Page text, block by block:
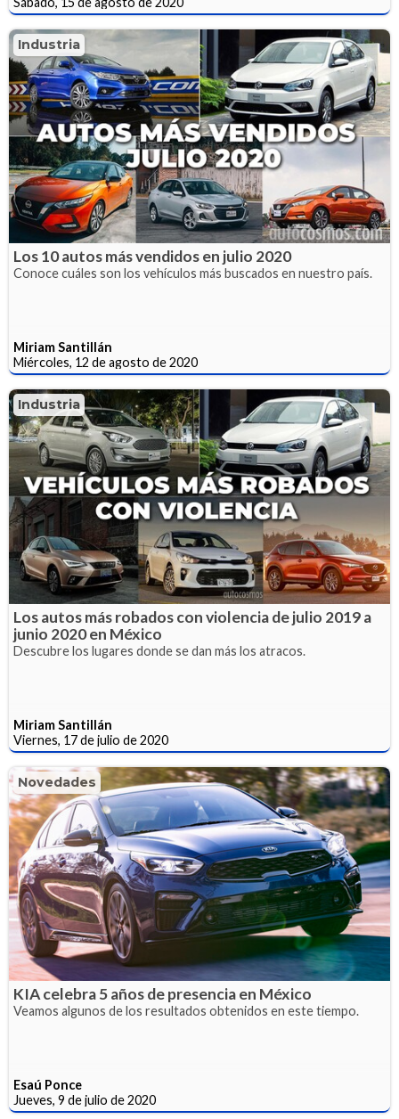
Industria
Los 10 autos más vendidos en julio 2020
Conoce cuáles son los vehículos más buscados en nuestro país.
Miriam Santillán
Miércoles, 12 de agosto de 2020
Industria
Los autos más robados con violencia de julio 2019 a
junio 2020 en México
Descubre los lugares donde se dan más los atracos.
Miriam Santillán
Viernes, 17 de julio de 2020
Novedades
KIA celebra 5 años de presencia en México
Veamos algunos de los resultados obtenidos en este tiempo.
Esaú Ponce
Jueves, 9 de julio de 2020